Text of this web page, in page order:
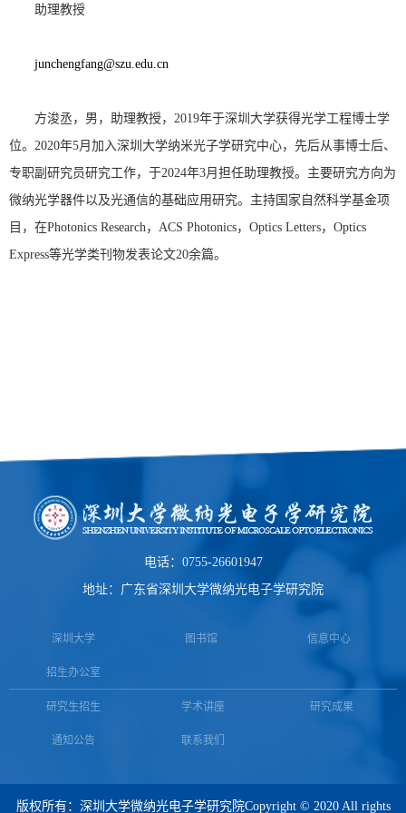
助理教授
junchengfang@szu.edu.cn
方浚丞，男，助理教授，2019年于深圳大学获得光学工程博士学
位。2020年5月加入深圳大学纳米光子学研究中心，先后从事博士后、
专职副研究员研究工作，于2024年3月担任助理教授。主要研究方向为
微纳光学器件以及光通信的基础应用研究。主持国家自然科学基金项
目，在Photonics Research，ACS Photonics，Optics Letters，Optics
Express等光学类刊物发表论文20余篇。
电话：0755-26601947
地址：广东省深圳大学微纳光电子学研究院
深圳大学 图书馆 信息中心
招生办公室
研究生招生 学术讲座 研究成果
通知公告 联系我们
版权所有： 深圳大学微纳光电子学研究院Copyright © 2020 All rights